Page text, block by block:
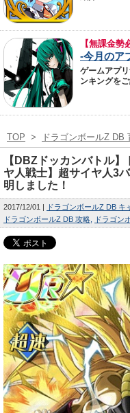
【無課金勢
-今月のア
ゲームアプ
ンキングをご
TOP > ドラゴンボールZ DB
【DBZドッカンバトル
ヤ人戦士】超サイヤ人3
明しました！
2017/12/01 ドラゴンボールZ DB キ
ドラゴンボールZ DB 攻略
ドラゴン